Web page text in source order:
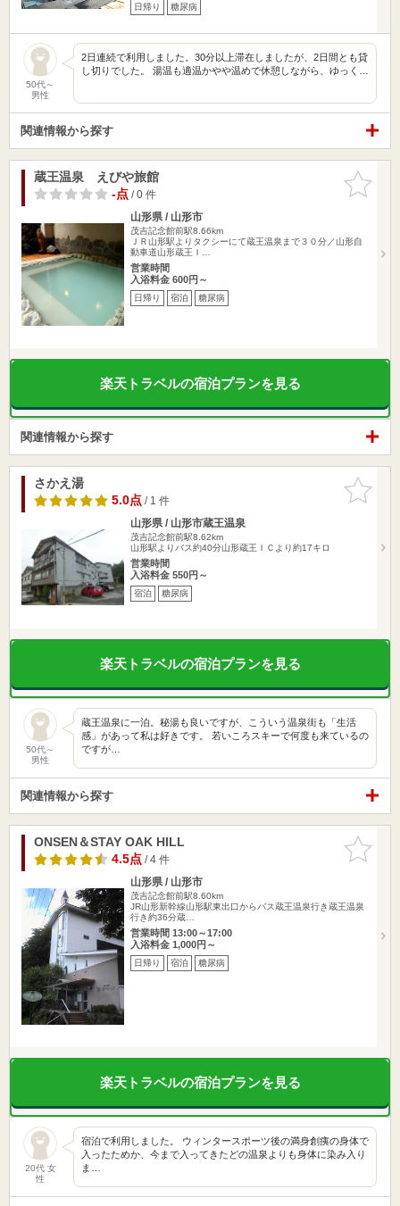
日帰り 糖尿病
50代～
男性
2日連続で利用しました。30分以上滞在しましたが、2日間とも貸
し切りでした。 湯温も適温かやや温めで休憩しながら、ゆっく…
関連情報から探す
お気に入
りに追加
蔵王温泉 えびや旅館
-点/ 0 件
山形県 / 山形市
茂吉記念館前駅8.66km
ＪＲ山形駅よりタクシーにて蔵王温泉まで３０分／山形自
動車道山形蔵王Ｉ…
営業時間
入浴料金 600円～
日帰り 宿泊 糖尿病
楽天トラベルの宿泊プランを見る
関連情報から探す
お気に入
りに追加
さかえ湯
5.0点/ 1 件
山形県 / 山形市蔵王温泉
茂吉記念館前駅8.62km
山形駅よりバス約40分山形蔵王ＩＣより約17キロ
営業時間
入浴料金 550円～
宿泊 糖尿病
楽天トラベルの宿泊プランを見る
50代～
男性
蔵王温泉に一泊。秘湯も良いですが、こういう温泉街も「生活
感」があって私は好きです。 若いころスキーで何度も来ているの
ですが…
関連情報から探す
お気に入
りに追加
ONSEN＆STAY OAK HILL
4.5点/ 4 件
山形県 / 山形市
茂吉記念館前駅8.60km
JR山形新幹線山形駅東出口からバス蔵王温泉行き蔵王温泉
行き約36分蔵…
営業時間 13:00～17:00
入浴料金 1,000円～
日帰り 宿泊 糖尿病
楽天トラベルの宿泊プランを見る
20代 女
性
宿泊で利用しました。 ウィンタースポーツ後の満身創痍の身体で
入ったためか、今まで入ってきたどの温泉よりも身体に染み入り
ま…